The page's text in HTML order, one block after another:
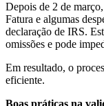
Depois de 2 de
Fatura e algumas
declaração de IRS.
omissões e pode
Em resultado, o
eficiente.
Boas práticas na